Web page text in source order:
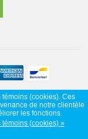
Roll-up
(cookies). Ces
de notre clientèle
les fonctions.
témoins (cookies) »